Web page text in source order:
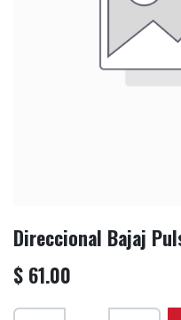
Direccional Bajaj
$ 61.00